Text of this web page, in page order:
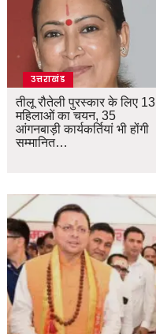
उत्तराखंड
तीलू रौतेली पुरस्कार के लिए 13
महिलाओं का चयन, 35
आंगनबाड़ी कार्यकर्तियां भी होंगी
सम्मानित…